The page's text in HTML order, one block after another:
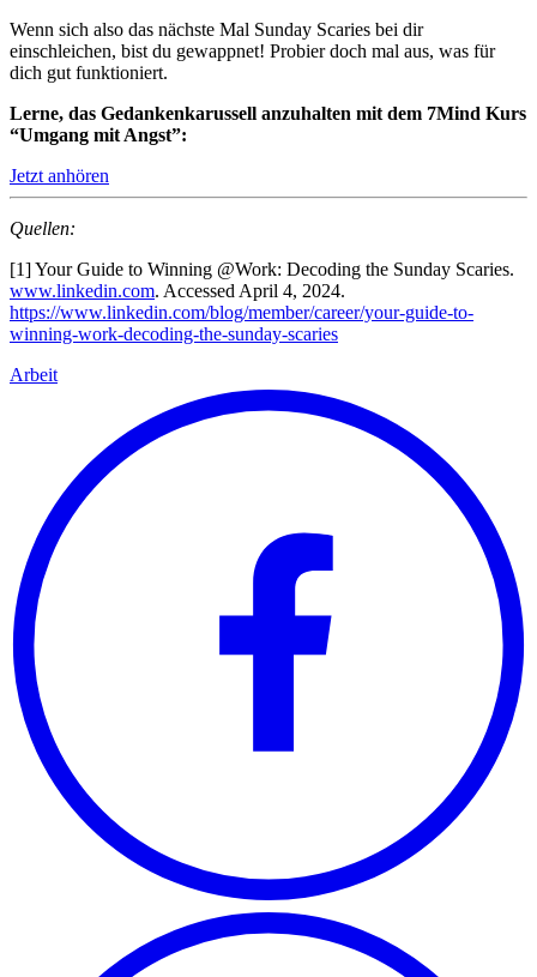
Wenn sich also das nächste Mal Sunday Scaries bei dir
einschleichen, bist du gewappnet! Probier doch mal aus, was für
dich gut funktioniert.
Lerne, das Gedankenkarussell anzuhalten mit dem 7Mind Kurs
“Umgang mit Angst”:
Jetzt anhören
Quellen:
[1]Your Guide to Winning @Work: Decoding the Sunday Scaries.
www.linkedin.com. Accessed April 4, 2024.
https://www.linkedin.com/blog/member/career/your-guide-to-
winning-work-decoding-the-sunday-scaries
Arbeit